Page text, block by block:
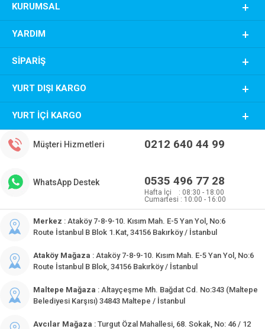
KURUMSAL
YARDIM
SIPARIŞ
YURT DIŞI KARGO
YURT İÇI KARGO
Müşteri Hizmetleri 0212 640 44 99
WhatsApp Destek 0535 496 77 28
Hafta İçi : 08:30 - 18:00
Cumartesi : 10:00 - 16:00
Merkez : Ataköy 7-8-9-10. Kısım Mah. E-5 Yan Yol, No:6
Route İstanbul B Blok 1.Kat, 34156 Bakırköy / İstanbul
Ataköy Mağaza : Ataköy 7-8-9-10. Kısım Mah. E-5 Yan Yol, No:6
Route İstanbul B Blok, 34156 Bakırköy / İstanbul
Maltepe Mağaza : Altayçeşme Mh. Bağdat Cd. No:343 (Maltepe
Belediyesi Karşısı) 34843 Maltepe / İstanbul
Avcılar Mağaza : Turgut Özal Mahallesi, 68. Sokak, No: 46 / 12